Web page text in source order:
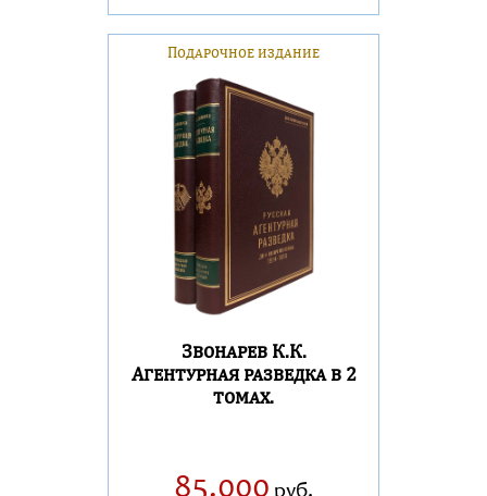
Подарочное издание
Звонарев К.К.
Агентурная разведка в 2
томах.
85.000